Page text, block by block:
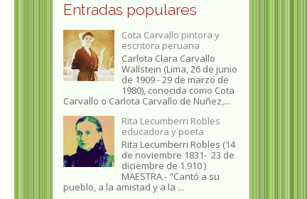
Entradas populares
Cota Carvallo pintora y
escritora peruana
Carlota Clara Carvallo
Wallstein (Lima, 26 de junio
de 1909 - 29 de marzo de
1980), conocida como Cota
Carvallo o Carlota Carvallo de Nuñez,...
Rita Lecumberri Robles
educadora y poeta
Rita Lecumberri Robles (14
de noviembre 1831- 23 de
diciembre de 1.910 )
MAESTRA.- "Cantó a su
pueblo, a la amistad y a la ...